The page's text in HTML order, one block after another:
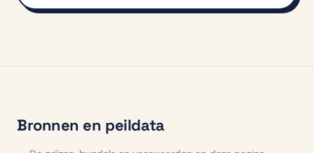
Bronnen en peildata